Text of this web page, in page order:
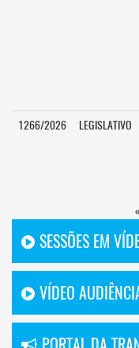
1266/2026 LEGISLATIVO
SESSÕES EM
VÍDEO